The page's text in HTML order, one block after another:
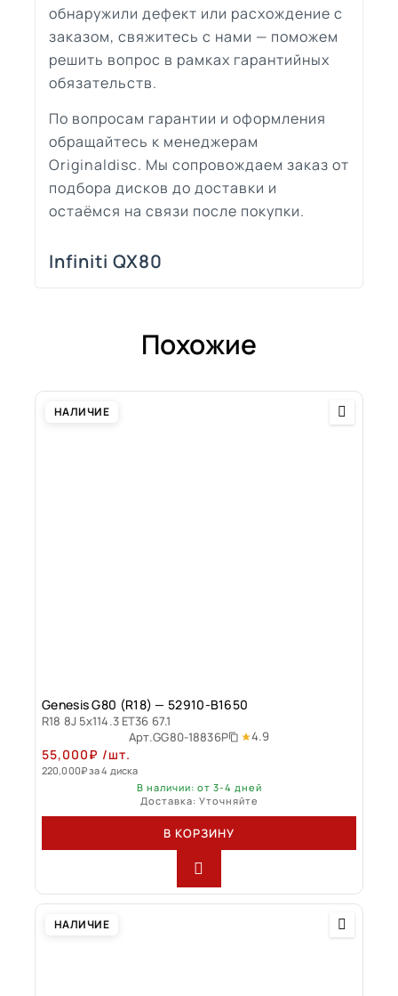
обнаружили дефект или расхождение с
заказом, свяжитесь с нами — поможем
решить вопрос в рамках гарантийных
обязательств.
По вопросам гарантии и оформления
обращайтесь к менеджерам
Originaldisc. Мы сопровождаем заказ от
подбора дисков до доставки и
остаёмся на связи после покупки.
Infiniti QX80
Похожие
НАЛИЧИЕ
Genesis G80 (R18) — 52910-B1650
R18 8J 5x114.3 ET36 67.1
Арт.GG80-18836P 4.9
55,000₽ /шт.
220,000₽за 4 диска
В наличии: от 3-4 дней
Доставка: Уточняйте
В КОРЗИНУ
НАЛИЧИЕ